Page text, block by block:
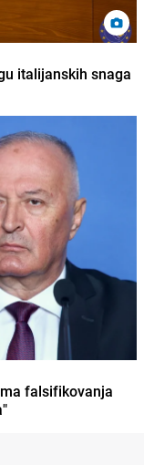
italijanskih snaga
falsifikovanja